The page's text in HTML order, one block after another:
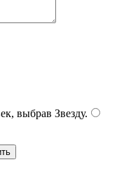
выбрав Звезду.